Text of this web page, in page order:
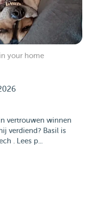
in your home
vertrouwen winnen
verdiend? Basil is
. Lees p...